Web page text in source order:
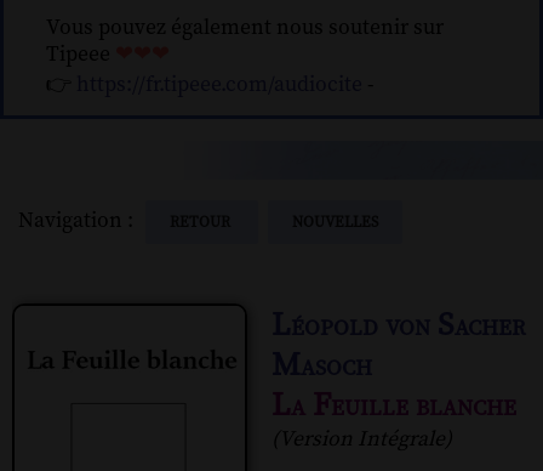
Vous pouvez également nous soutenir sur
Tipeee
👉
-
Navigation :
La Feuille blanche
(Version Intégrale)